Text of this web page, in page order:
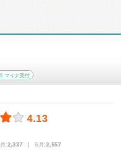
マイナ受付
4.13
:2,337 | 6月:2,557